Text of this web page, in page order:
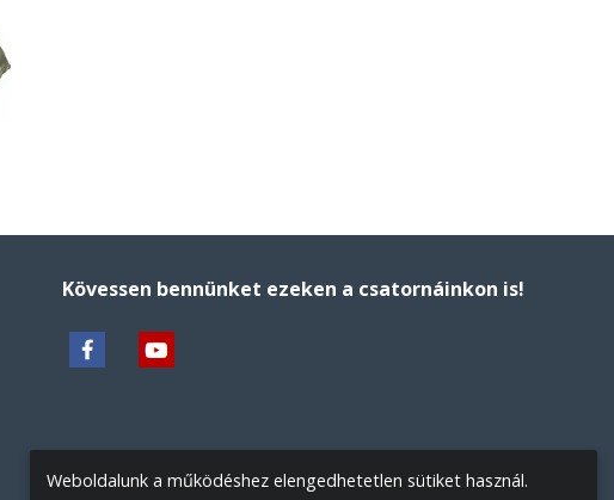
Kövessen bennünket ezeken a csatornáinkon is!
Weboldalunk a működéshez elengedhetetlen sütiket használ.